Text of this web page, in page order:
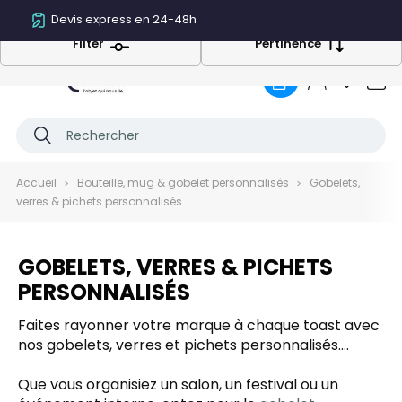
Devis express en 24-48h
0
Accueil Bouteille, mug & gobelet personnalisés
Gobelets,
verres & pichets personnalisés
GOBELETS, VERRES & PICHETS
PERSONNALISÉS
Faites rayonner votre marque à chaque toast avec
nos gobelets, verres et pichets personnalisés.
professionnels de l’événementiel, des bars ou des
Que vous organisiez un salon, un festival ou un
Filter Pertinence